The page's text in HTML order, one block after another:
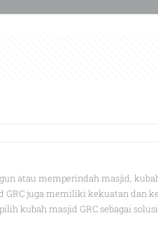
atau memperindah masjid,
juga memiliki kekuatan dan
kubah masjid GRC sebagai